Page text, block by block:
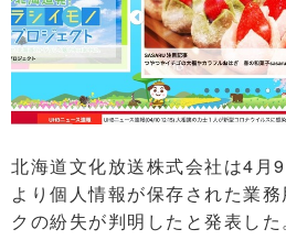
北海道文化放送株式会社は4月
より個人情報が保存された業
クの紛失が判明したと発表した